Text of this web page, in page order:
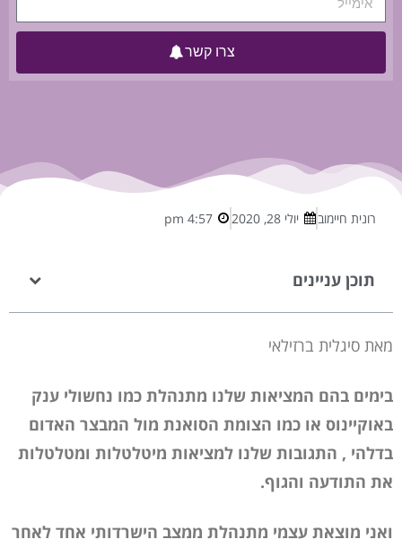
צרו קשר
רונית חיימוב יולי 28, 2020 4:57 pm
תוכן עניינים
מאת סיגלית ברזילאי
בימים בהם המציאות שלנו מתנהלת כמו נחשולי ענק
באוקיינוס או כמו הצומת הסואנת מול המבצר האדום
בדלהי , התגובות שלנו למציאות מיטלטלות ומטלטלות
את התודעה והגוף.
ואני מוצאת עצמי מתנהלת ממצב הישרדותי אחד לאחר